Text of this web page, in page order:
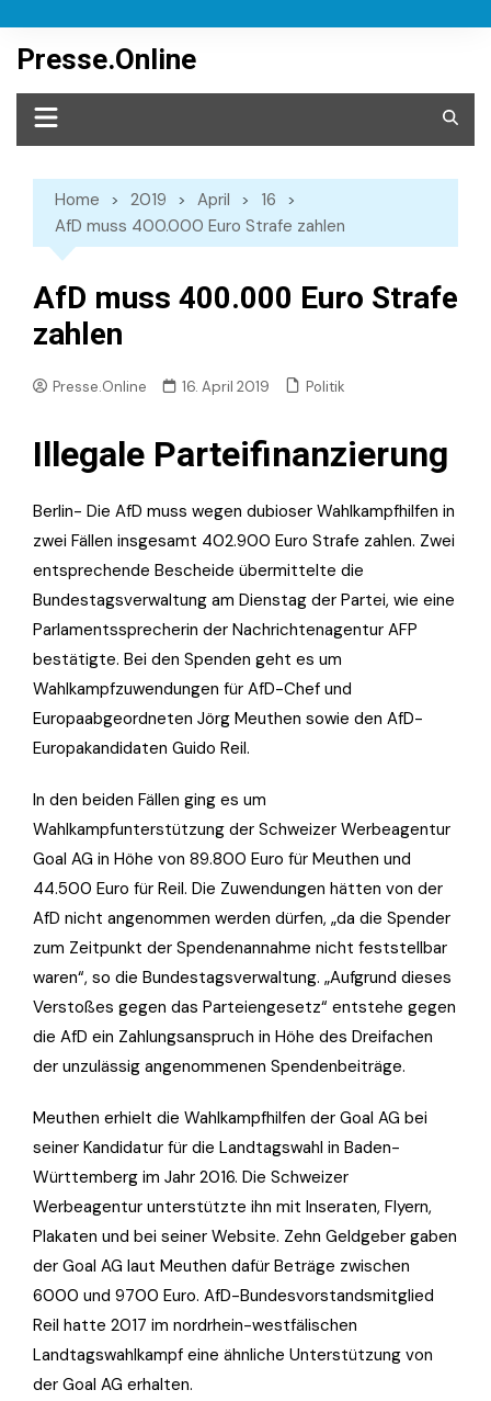
content
Presse.Online
Home 2019 April
16
AfD muss 400.000 Euro Strafe zahlen
AfD muss 400.000 Euro Strafe
zahlen
Presse.Online 16. April 2019 Politik
Illegale Parteifinanzierung
Berlin- Die AfD muss wegen dubioser Wahlkampfhilfen in
zwei Fällen insgesamt 402.900 Euro Strafe zahlen. Zwei
entsprechende Bescheide übermittelte die
Bundestagsverwaltung am Dienstag der Partei, wie eine
Parlamentssprecherin der Nachrichtenagentur AFP
bestätigte. Bei den Spenden geht es um
Wahlkampfzuwendungen für AfD-Chef und
Europaabgeordneten Jörg Meuthen sowie den AfD-
Europakandidaten Guido Reil.
In den beiden Fällen ging es um
Wahlkampfunterstützung der Schweizer Werbeagentur
Goal AG in Höhe von 89.800 Euro für Meuthen und
44.500 Euro für Reil. Die Zuwendungen hätten von der
AfD nicht angenommen werden dürfen, „da die Spender
zum Zeitpunkt der Spendenannahme nicht feststellbar
waren“, so die Bundestagsverwaltung. „Aufgrund dieses
Verstoßes gegen das Parteiengesetz“ entstehe gegen
die AfD ein Zahlungsanspruch in Höhe des Dreifachen
der unzulässig angenommenen Spendenbeiträge.
Meuthen erhielt die Wahlkampfhilfen der Goal AG bei
seiner Kandidatur für die Landtagswahl in Baden-
Württemberg im Jahr 2016. Die Schweizer
Werbeagentur unterstützte ihn mit Inseraten, Flyern,
Plakaten und bei seiner Website. Zehn Geldgeber gaben
der Goal AG laut Meuthen dafür Beträge zwischen
6000 und 9700 Euro. AfD-Bundesvorstandsmitglied
Reil hatte 2017 im nordrhein-westfälischen
Landtagswahlkampf eine ähnliche Unterstützung von
der Goal AG erhalten.